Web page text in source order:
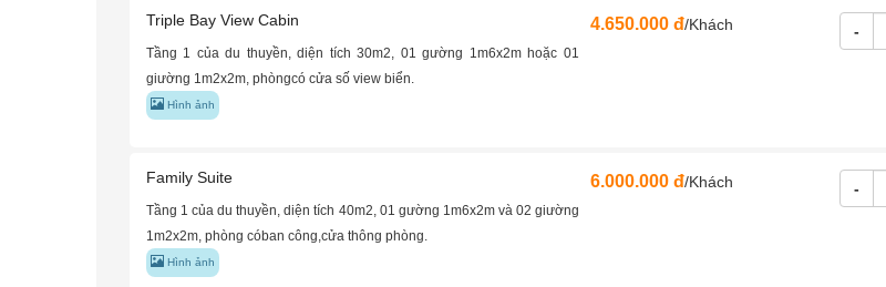
Triple Bay View Cabin
Tầng 1 của du thuyền, diện tích 30m2, 01 gường 1m6x2m hoặc 01
giường 1m2x2m, phòngcó cửa số view biển.
Hình ảnh
4.650.000 đ/Khách -
Family Suite
Tầng 1 của du thuyền, diện tích 40m2, 01 gường 1m6x2m và 02 giường
1m2x2m, phòng cóban công,cửa thông phòng.
Hình ảnh
6.000.000 đ/Khách -